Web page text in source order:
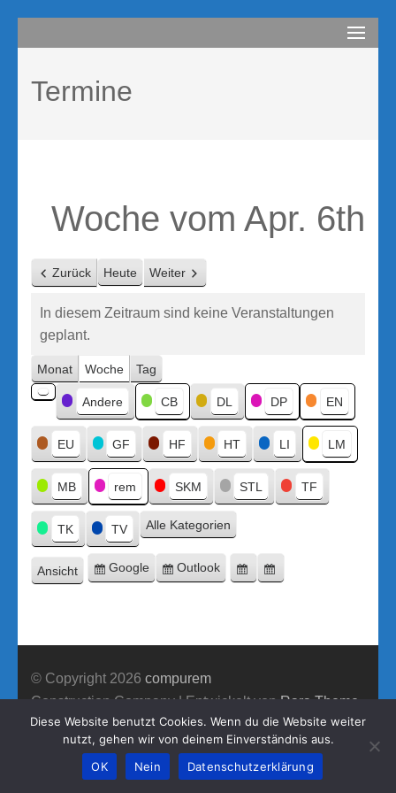
Inhalt
(Enter
drücken)
compurem
Termine
Woche vom Apr. 6th
Zurück Heute Weiter
In diesem Zeitraum sind keine Veranstaltungen
geplant.
Monat Woche Tag
Kategorien
Kategorie
ohne
Titel
Andere CB DL DP EN
EU GF HF HT LI LM
MB rem SKM STL TF
TK TV Alle Kategorien
Ansicht ausdrucken
Eintragen
Google
Eintragen
Outlook
Google-
© Copyright 2026 compurem
Construction Company | Entwickelt von Rara Theme
Präsentiert von WordPress.
Diese Website benutzt Cookies. Wenn du die Website weiter
nutzt, gehen wir von deinem Einverständnis aus.
OK
Nein Datenschutzerklärung